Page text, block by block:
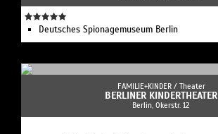
Deutsches Spionagemuseum Berlin
FAMILIE+KINDER / Theater
BERLINER KINDERTHEATER
Berlin, Okerstr. 12